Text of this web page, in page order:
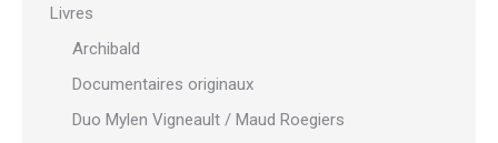
Livres
Archibald
Documentaires originaux
Duo Mylen Vigneault / Maud Roegiers